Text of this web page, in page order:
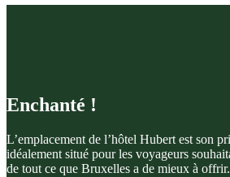
Enchanté !
L’emplacement de l’hôtel Hubert est son
idéalement situé pour les voyageurs
de tout ce que Bruxelles a de mieux à offrir.